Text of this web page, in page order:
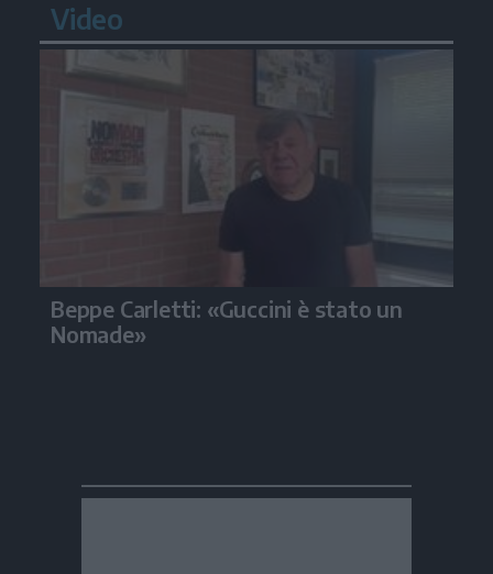
Video
Beppe Carletti: «Guccini è stato un
Nomade»